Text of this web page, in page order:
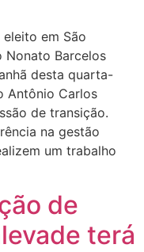
em São
Nonato Barcelos
desta quarta-
Antônio Carlos
de transição.
na gestão
um trabalho
de
terá